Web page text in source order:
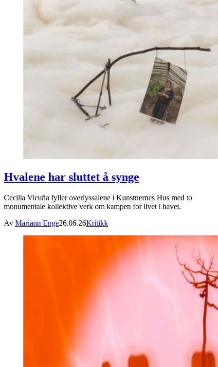
Hvalene har sluttet å synge
Cecilia Vicuña fyller overlyssalene i Kunstnernes Hus med to
monumentale kollektive verk om kampen for livet i havet.
Av Mariann Enge26.06.26Kritikk